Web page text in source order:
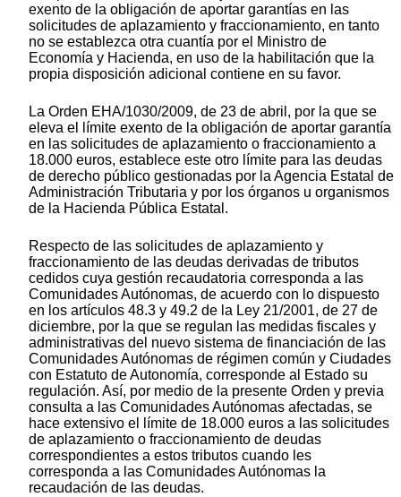
exento de la obligación de aportar garantías en las
solicitudes de aplazamiento y fraccionamiento, en tanto
no se establezca otra cuantía por el Ministro de
Economía y Hacienda, en uso de la habilitación que la
propia disposición adicional contiene en su favor.
La Orden EHA/1030/2009, de 23 de abril, por la que se
eleva el límite exento de la obligación de aportar garantía
en las solicitudes de aplazamiento o fraccionamiento a
18.000 euros, establece este otro límite para las deudas
de derecho público gestionadas por la Agencia Estatal de
Administración Tributaria y por los órganos u organismos
de la Hacienda Pública Estatal.
Respecto de las solicitudes de aplazamiento y
fraccionamiento de las deudas derivadas de tributos
cedidos cuya gestión recaudatoria corresponda a las
Comunidades Autónomas, de acuerdo con lo dispuesto
en los artículos 48.3 y 49.2 de la Ley 21/2001, de 27 de
diciembre, por la que se regulan las medidas fiscales y
administrativas del nuevo sistema de financiación de las
Comunidades Autónomas de régimen común y Ciudades
con Estatuto de Autonomía, corresponde al Estado su
regulación. Así, por medio de la presente Orden y previa
consulta a las Comunidades Autónomas afectadas, se
hace extensivo el límite de 18.000 euros a las solicitudes
de aplazamiento o fraccionamiento de deudas
correspondientes a estos tributos cuando les
corresponda a las Comunidades Autónomas la
recaudación de las deudas.